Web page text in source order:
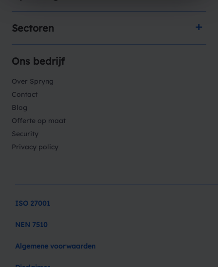
Sectoren
Ons bedrijf
Over Spryng
Contact
Blog
Offerte op maat
Security
Privacy policy
ISO 27001
NEN 7510
Algemene voorwaarden